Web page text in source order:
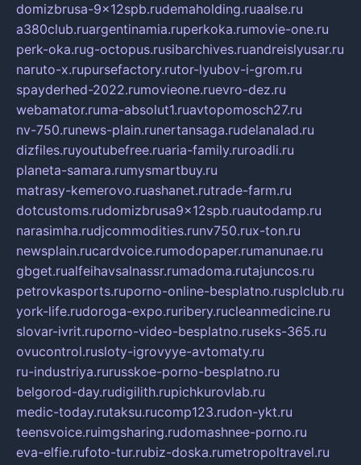
domizbrusa-9x12spb.rudemaholding.ruaalse.ru
a380club.ruargentinamia.ruperkoka.rumovie-one.ru
perk-oka.rug-octopus.rusibarchives.ruandreislyusar.ru
naruto-x.rupursefactory.rutor-lyubov-i-grom.ru
spayderhed-2022.rumovieone.ruevro-dez.ru
webamator.ruma-absolut1.ruavtopomosch27.ru
nv-750.runews-plain.runertansaga.rudelanalad.ru
dizfiles.ruyoutubefree.ruaria-family.ruroadli.ru
planeta-samara.rumysmartbuy.ru
matrasy-kemerovo.ruashanet.rutrade-farm.ru
dotcustoms.rudomizbrusa9x12spb.ruautodamp.ru
narasimha.rudjcommodities.runv750.rux-ton.ru
newsplain.rucardvoice.rumodopaper.rumanunae.ru
gbget.rualfeihavsalnassr.rumadoma.rutajuncos.ru
petrovkasports.ruporno-online-besplatno.rusplclub.ru
york-life.rudoroga-expo.ruribery.rucleanmedicine.ru
slovar-ivrit.ruporno-video-besplatno.ruseks-365.ru
ovucontrol.rusloty-igrovyye-avtomaty.ru
ru-industriya.rurusskoe-porno-besplatno.ru
belgorod-day.rudigilith.rupichkurovlab.ru
medic-today.rutaksu.rucomp123.rudon-ykt.ru
teensvoice.ruimgsharing.rudomashnee-porno.ru
eva-elfie.rufoto-tur.rubiz-doska.rumetropoltravel.ru